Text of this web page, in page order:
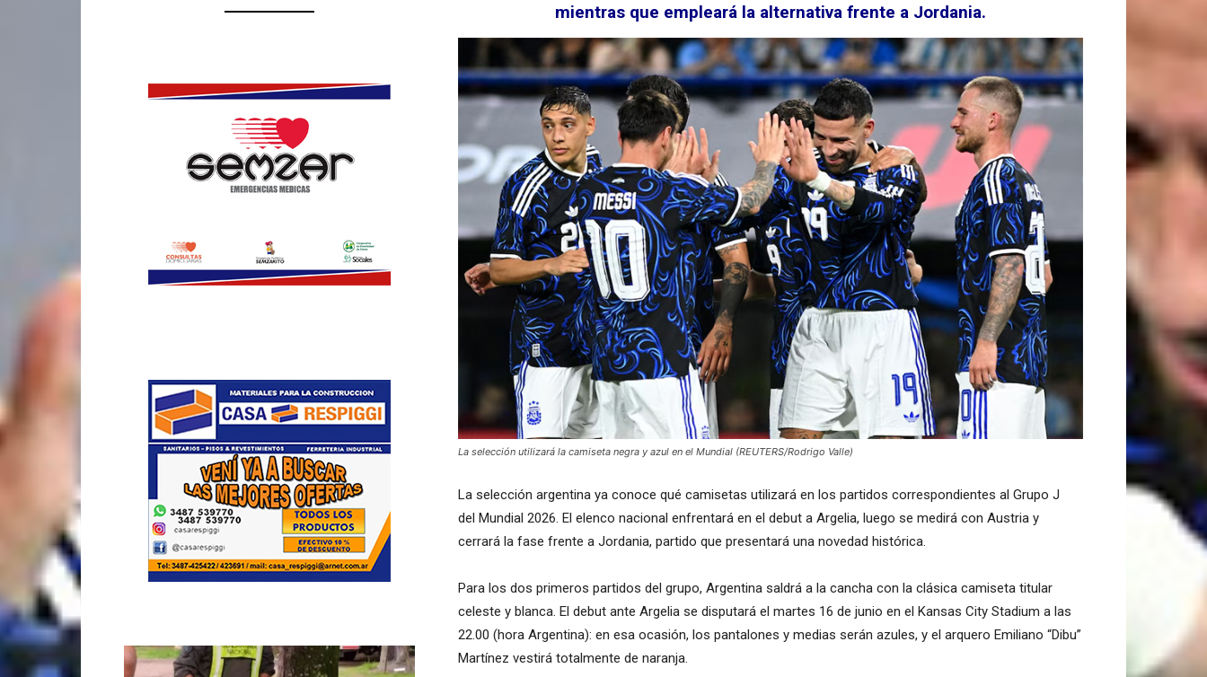
mientras que empleará la alternativa frente a Jordania.
La selección utilizará la camiseta negra y azul en el Mundial (REUTERS/Rodrigo Valle)
La selección argentina ya conoce qué camisetas utilizará en los partidos correspondientes al Grupo J
del Mundial 2026. El elenco nacional enfrentará en el debut a Argelia, luego se medirá con Austria y
cerrará la fase frente a Jordania, partido que presentará una novedad histórica.
Para los dos primeros partidos del grupo, Argentina saldrá a la cancha con la clásica camiseta titular
celeste y blanca. El debut ante Argelia se disputará el martes 16 de junio en el Kansas City Stadium a las
22.00 (hora Argentina): en esa ocasión, los pantalones y medias serán azules, y el arquero Emiliano “Dibu”
Martínez vestirá totalmente de naranja.